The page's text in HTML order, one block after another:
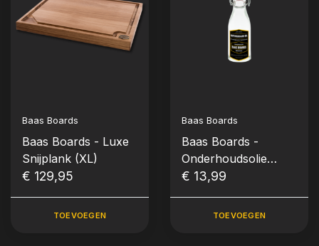
Baas Boards
Baas Boards - Luxe
Snijplank (XL)
€ 129,95
TOEVOEGEN
Baas Boards
Baas Boards -
Onderhoudsolie
(200ml)
€ 13,99
TOEVOEGEN